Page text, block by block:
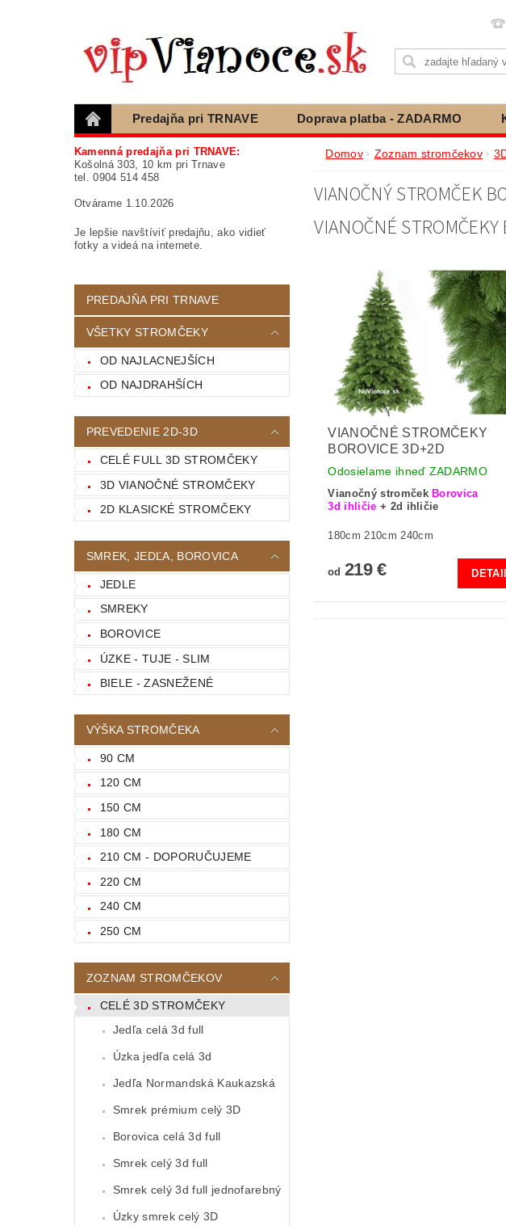
Predajňa pri TRNAVE Doprava platba - ZADARMO
Blog Ako nakupovať, otázky Podmienky ochrany
Kamenná predajňa pri TRNAVE:
Košolná 303, 10 km pri Trnave
tel. 0904 514 458
Otvárame 1.10.2026
Je lepšie navštíviť predajňu, ako vidieť
fotky a videá na internete.
PREDAJŇA PRI TRNAVE
VŠETKY STROMČEKY
OD NAJLACNEJŠÍCH
OD NAJDRAHŠÍCH
PREVEDENIE 2D-3D
CELÉ FULL 3D STROMČEKY
3D VIANOČNÉ STROMČEKY
2D KLASICKÉ STROMČEKY
SMREK, JEDĽA, BOROVICA
JEDLE
SMREKY
BOROVICE
ÚZKE - TUJE - SLIM
BIELE - ZASNEŽENÉ
VÝŠKA STROMČEKA
90 CM
120 CM
150 CM
180 CM
210 CM - DOPORUČUJEME
220 CM
240 CM
250 CM
ZOZNAM STROMČEKOV
CELÉ 3D STROMČEKY
Jedľa celá 3d full
Úzka jedľa celá 3d
Jedľa Normandská Kaukazská
Smrek prémium celý 3D
Borovica celá 3d full
Smrek celý 3d full
Smrek celý 3d full jednofarebný
Úzky smrek celý 3D
Domov Zoznam stromčekov
VIANOČNÝ STROMČEK
VIANOČNÉ
VIANOČNÉ STROMČEKY
BOROVICE 3D+2D
Odosielame ihneď ZADARMO
Vianočný stromčekBorovica
3d ihličie + 2d ihličie
180cm 210cm 240cm
od 219 €